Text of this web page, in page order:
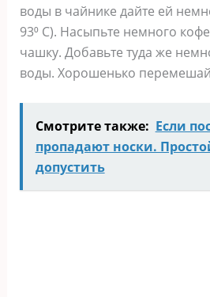
воды в чайнике дайте ей
93⁰ С). Насыпьте немного
чашку. Добавьте туда же
воды. Хорошенько
Смотрите также: Если
пропадают носки.
допустить